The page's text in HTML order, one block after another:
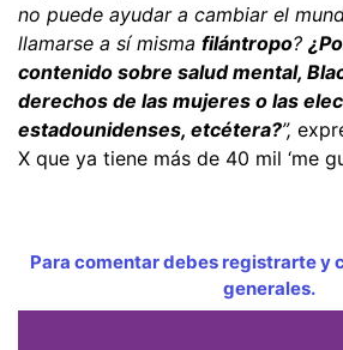
no puede ayudar a cambiar el
llamarse a sí misma filántropo?
contenido sobre salud mental,
derechos de las mujeres o las
estadounidenses, etcétera?”,
X que ya tiene más de 40 mil ‘me
Para comentar debes registrarte y
generales.